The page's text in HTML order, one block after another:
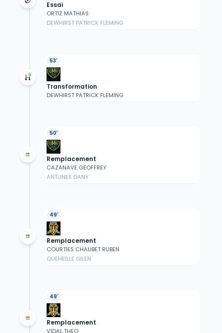
Essai
ORTIZ MATHIAS
DEWHIRST PATRICK FLEMING
53'
Transformation
DEWHIRST PATRICK FLEMING
50'
Remplacement
CAZANAVE GEOFFREY
ANTUNES DANY
49'
Remplacement
COURTIES CHAUBET RUBEN
QUEHEILLE GILEN
49'
Remplacement
VIDAL THEO